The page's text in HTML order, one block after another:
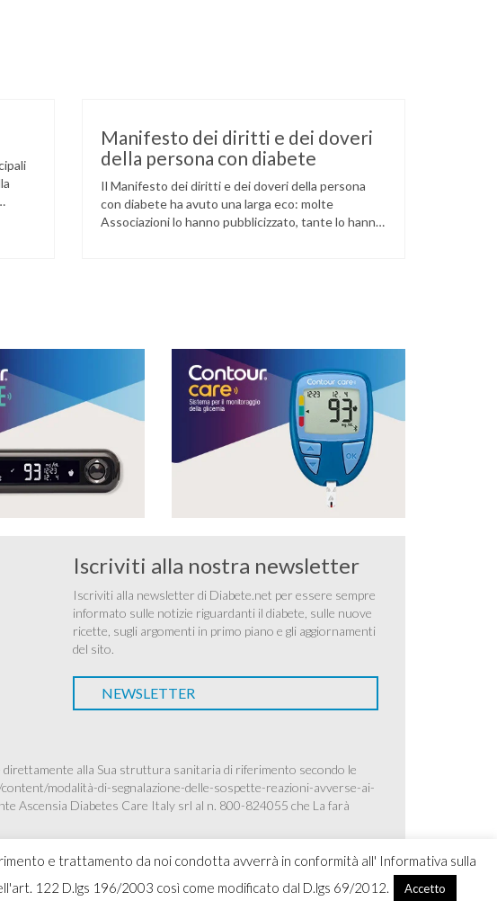
Manifesto dei diritti e dei doveri
della persona con diabete
Il Manifesto dei diritti e dei doveri della persona
con diabete ha avuto una larga eco: molte
Associazioni lo hanno pubblicizzato, tante lo hanno
e trattamento da noi condotta avverrà in conformità all' Informativa sulla
122 D.lgs 196/2003 così come modificato dal D.lgs 69/2012.
Accetto
Iscriviti alla nostra newsletter
Iscriviti alla newsletter di Diabete.net per essere sempre
informato sulle notizie riguardanti il diabete, sulle nuove
ricette, sugli argomenti in primo piano e gli aggiornamenti
del sito.
NEWSLETTER
direttamente alla Sua struttura sanitaria di riferimento secondo le
modalità-di-segnalazione-delle-sospette-reazioni-avverse-ai-
Ascensia Diabetes Care Italy srl al n. 800-824055 che La farà